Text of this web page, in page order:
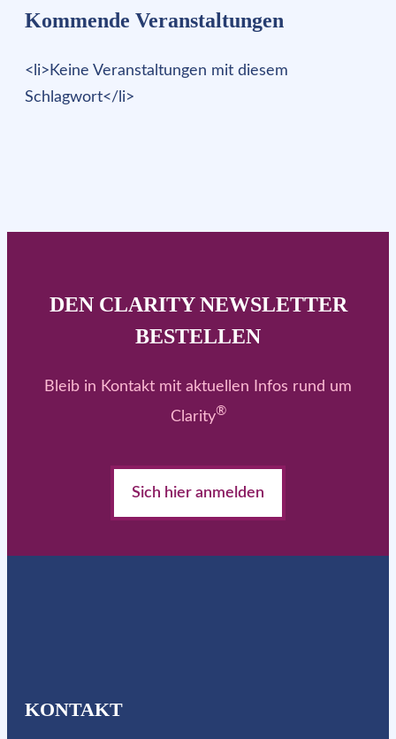
Kommende Veranstaltungen
<li>Keine Veranstaltungen mit diesem
Schlagwort</li>
DEN CLARITY NEWSLETTER
BESTELLEN
Bleib in Kontakt mit aktuellen Infos rund um
Clarity®
Sich hier anmelden
KONTAKT